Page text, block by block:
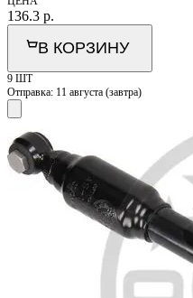
136.3 р.
В КОРЗИНУ
9 ШТ
Отправка: 11 августа (завтра)